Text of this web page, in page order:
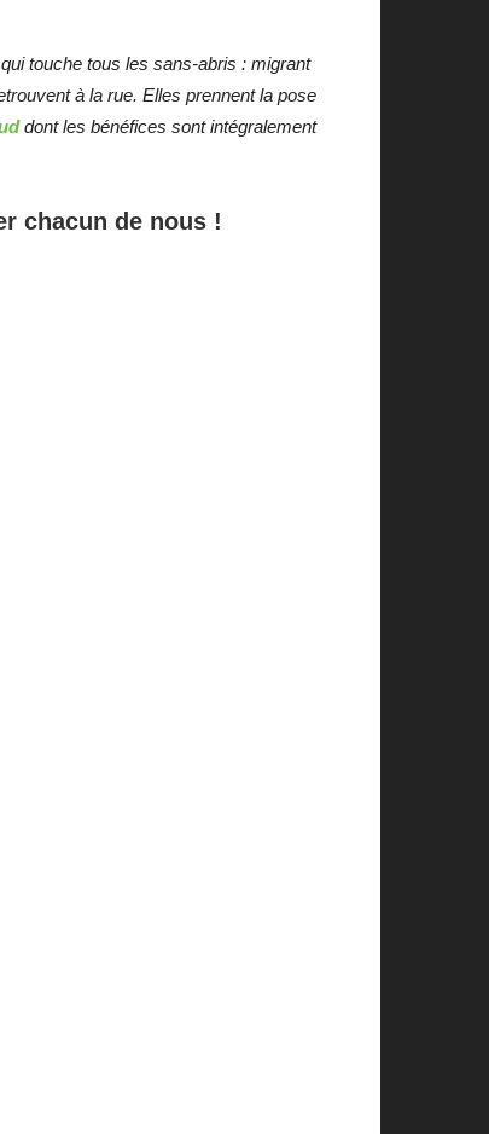
touche tous les sans-abris : migrant
à la rue. Elles prennent la pose
dont les bénéfices sont intégralement
chacun de nous !